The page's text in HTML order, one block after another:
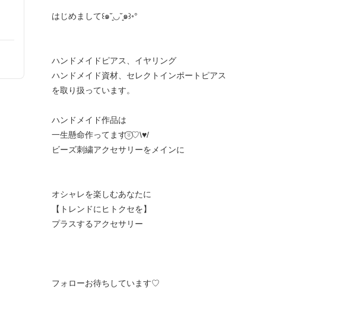
はじめまして꒰๑˘͈◡˘͈๑꒱◦°
ハンドメイドピアス、イヤリング
ハンドメイド資材、セレクトインポートピアス
を取り扱っています。
ハンドメイド作品は
一生懸命作ってます⍤⃝♡\♥︎/
ビーズ刺繍アクセサリーをメインに
オシャレを楽しむあなたに
【トレンドにヒトクセを】
プラスするアクセサリー
フォローお待ちしています♡